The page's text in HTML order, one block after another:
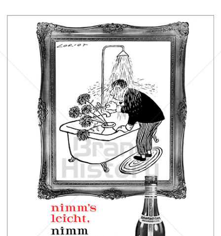
Scharlachberg
Scharlachberg Weinbrennerei, Wiesbaden
1961